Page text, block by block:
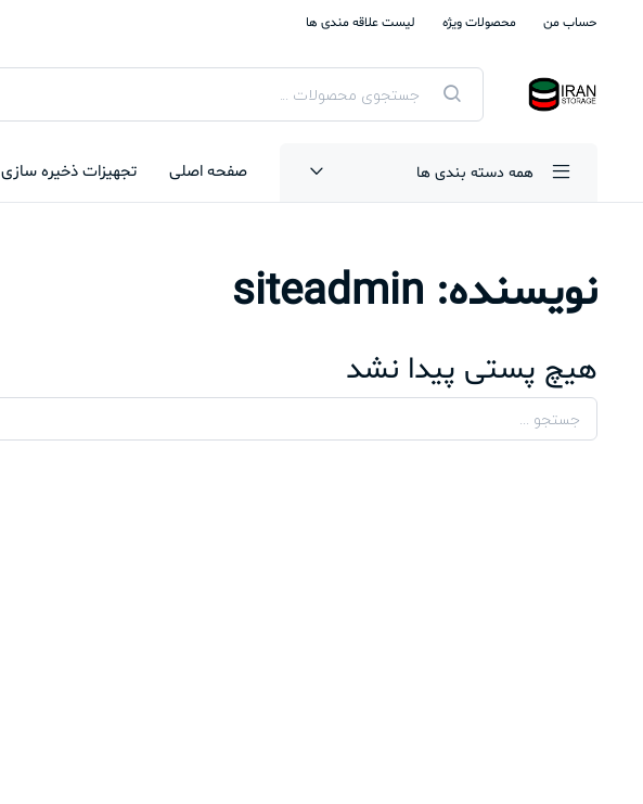
حساب من محصولات ویژه لیست علاقه مندی ها
جستجوی
محصولات
همه دسته بندی ها صفحه اصلی تجهیزات ذخیره سازی
نویسنده: siteadmin
هیچ پستی پیدا نشد